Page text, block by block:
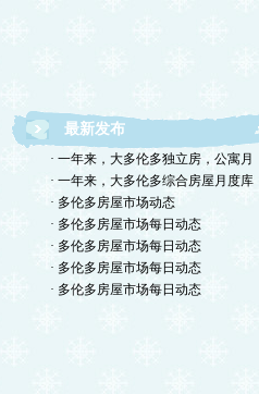
最新发布
· 一年来，大多伦多独立房，公寓月
· 一年来，大多伦多综合房屋月度库
· 多伦多房屋市场动态
· 多伦多房屋市场每日动态
· 多伦多房屋市场每日动态
· 多伦多房屋市场每日动态
· 多伦多房屋市场每日动态